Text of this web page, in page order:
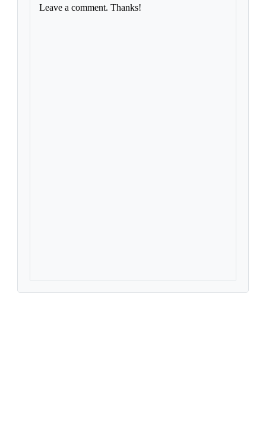
Leave a comment. Thanks!